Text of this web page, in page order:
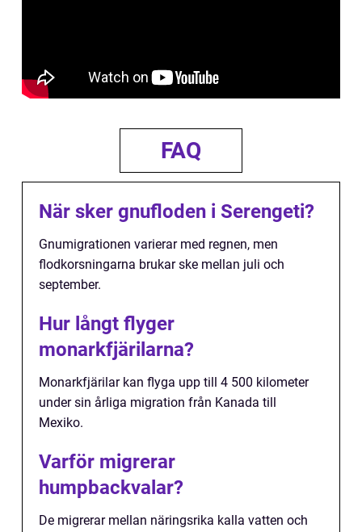
FAQ
När sker gnufloden i Serengeti?
Gnumigrationen varierar med regnen, men
flodkorsningarna brukar ske mellan juli och
september.
Hur långt flyger
monarkfjärilarna?
Monarkfjärilar kan flyga upp till 4 500 kilometer
under sin årliga migration från Kanada till
Mexiko.
Varför migrerar
humpbackvalar?
De migrerar mellan näringsrika kalla vatten och